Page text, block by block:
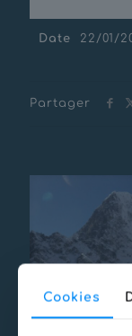
Date 22/01/
Partager
Cookies